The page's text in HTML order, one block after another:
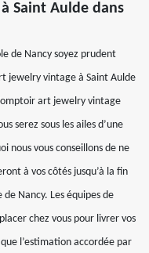
Saint Aulde dans
de Nancy soyez prudent
jewelry vintage à Saint Aulde
art jewelry vintage
serez sous les ailes d’une
nous vous conseillons de ne
à vos côtés jusqu’à la fin
Nancy. Les équipes de
chez vous pour livrer vos
l’estimation accordée par